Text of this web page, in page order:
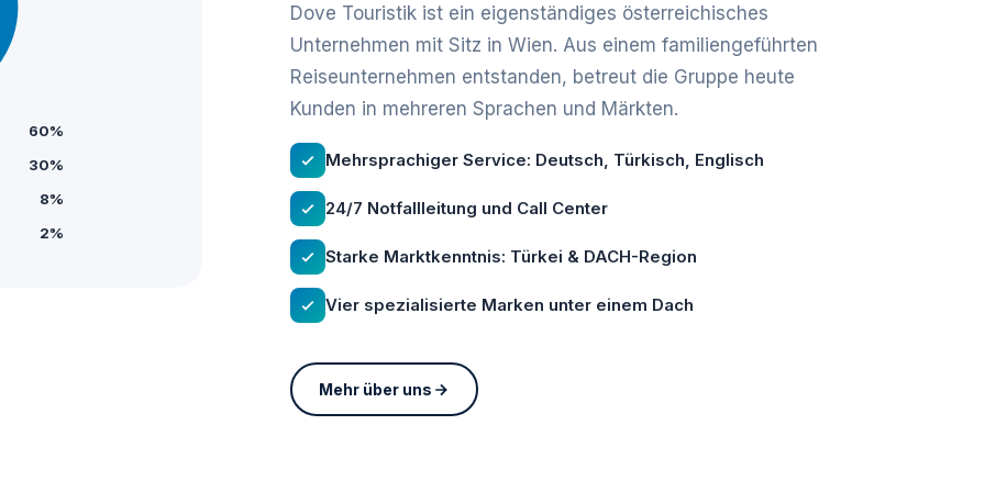
60%
30%
8%
2%
Dove Touristik ist ein eigenständiges österreichisches
Unternehmen mit Sitz in Wien. Aus einem familiengeführten
Reiseunternehmen entstanden, betreut die Gruppe heute
Kunden in mehreren Sprachen und Märkten.
Mehrsprachiger Service: Deutsch, Türkisch, Englisch
24/7 Notfallleitung und Call Center
Starke Marktkenntnis: Türkei & DACH-Region
Vier spezialisierte Marken unter einem Dach
Mehr über uns